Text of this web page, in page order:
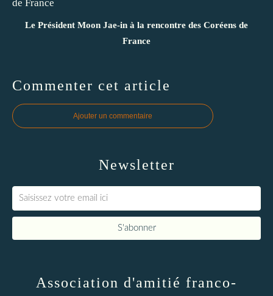
Le Président Moon Jae-in à la rencontre des Coréens de
France
Commenter cet article
Ajouter un commentaire
Newsletter
Association d'amitié franco-